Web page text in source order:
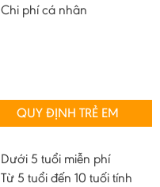
Chi phí cá nhân
QUY ĐỊNH TRẺ EM
Dưới 5 tuổi miễn phí
Từ 5 tuổi đến 10 tuối tính